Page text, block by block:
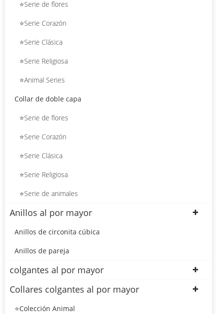
⭐Serie de flores
⭐Serie Corazón
⭐Serie Clásica
⭐Serie Religiosa
⭐Animal Series
Collar de doble capa
⭐Serie de flores
⭐Serie Corazón
⭐Serie Clásica
⭐Serie Religiosa
⭐Serie de animales
Anillos al por mayor
Anillos de circonita cúbica
Anillos de pareja
colgantes al por mayor
Collares colgantes al por mayor
⭐Colección Animal